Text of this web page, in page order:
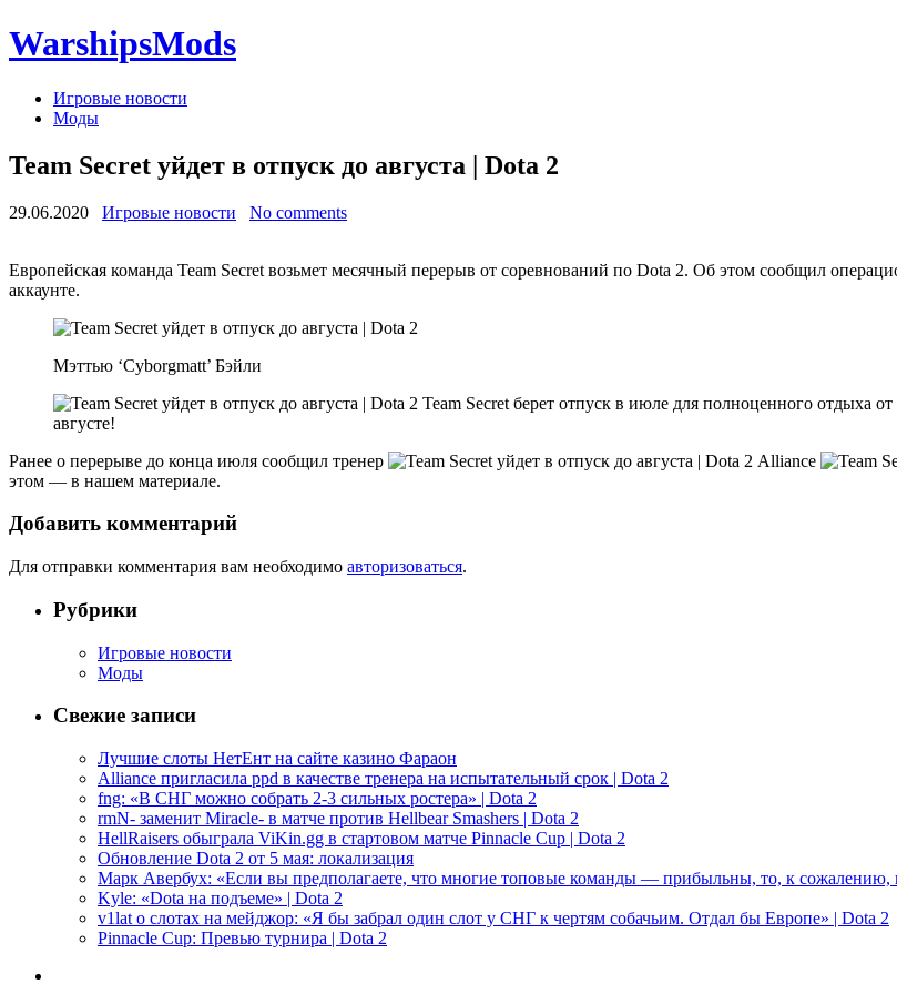
WarshipsMods
Игровые новости
Моды
Team Secret уйдет в отпуск до августа | Dota 2
29.06.2020 Игровые новости No comments
Европейская команда Team Secret возьмет месячный перерыв от соревнований по Dota 2. Об этом сообщил
аккаунте.
Мэттью ‘Cyborgmatt’ Бэйли
Team Secret берет отпуск в июле для полноценного
августе!
Ранее о перерыве до конца июля сообщил тренер
Alliance
этом — в нашем материале.
Добавить комментарий
Для отправки комментария вам необходимо авторизоваться.
Рубрики
Игровые новости
Моды
Свежие записи
Лучшие слоты НетЕнт на сайте казино Фараон
Alliance пригласила ppd в качестве тренера на испытательный срок | Dota 2
fng: «В СНГ можно собрать 2-3 сильных ростера» | Dota 2
rmN- заменит Miracle- в матче против Hellbear Smashers | Dota 2
HellRaisers обыграла ViKin.gg в стартовом матче Pinnacle Cup | Dota 2
Обновление Dota 2 от 5 мая: локализация
Марк Авербух: «Если вы предполагаете, что многие топовые команды — прибыльны, то, к сожалению,
Kyle: «Dota на подъеме» | Dota 2
v1lat о слотах на мейджор: «Я бы забрал один слот у СНГ к чертям собачьим. Отдал бы Европе» | Dota 2
Pinnacle Cup: Превью турнира | Dota 2